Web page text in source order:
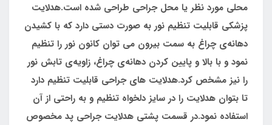
محلی مورد نظر یا محل جراحی طراحی شده است.هدلایت
پزشکی قابلیت تنظیم نور به‌ صورت دستی دارد که با کشیدن
دهانه‌ی چراغ به سمت بیرون می توان کانون نور را تنظیم
نمود و با بالا و پایین کردن دهانه‌ی چراغ، زاویه‌ی تابش نور
را نیز مشخص کرد.هدلایت های جراحی قابلیت تنظیم دارد
تا بتوان هدلایت را در سایز دلخواه تنظیم و به راحتی از آن
استفاده نمود.در قسمت پشتی هدلایت جراحی پد مخصوص